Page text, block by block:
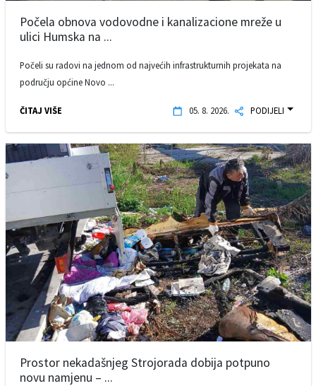
Počela obnova vodovodne i kanalizacione mreže u
ulici Humska na ...
Počeli su radovi na jednom od najvećih infrastrukturnih projekata na
području općine Novo ...
ČITAJ VIŠE 05. 8. 2026. PODIJELI
Prostor nekadašnjeg Strojorada dobija potpuno
novu namjenu – ...